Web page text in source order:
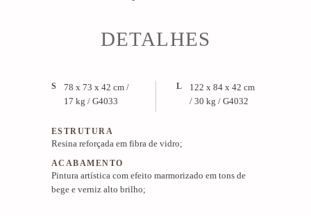
DETALHES
S
78 x 73 x 42 cm /
17 kg / G4033
L
122 x 84 x 42 cm
/ 30 kg / G4032
ESTRUTURA
Resina reforçada em fibra de vidro;
ACABAMENTO
Pintura artística com efeito marmorizado em tons de
bege e verniz alto brilho;